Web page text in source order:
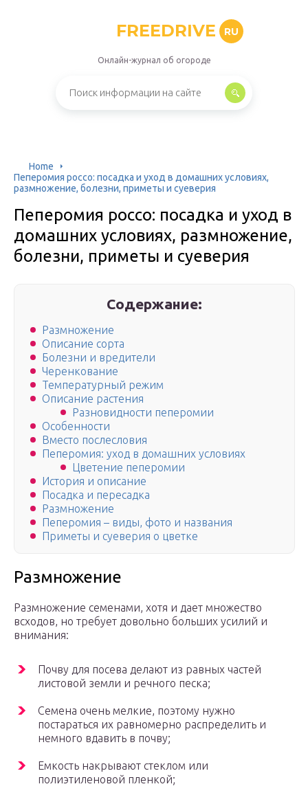
FREEDRIVE RU
Онлайн-журнал об огороде
Home
Пеперомия россо: посадка и уход в домашних условиях,
размножение, болезни, приметы и суеверия
Пеперомия россо: посадка и уход в
домашних условиях, размножение,
болезни, приметы и суеверия
Содержание:
Размножение
Описание сорта
Болезни и вредители
Черенкование
Температурный режим
Описание растения
Разновидности пеперомии
Особенности
Вместо послесловия
Пеперомия: уход в домашних условиях
Цветение пеперомии
История и описание
Посадка и пересадка
Размножение
Пеперомия – виды, фото и названия
Приметы и суеверия о цветке
Размножение
Размножение семенами, хотя и дает множество
всходов, но требует довольно больших усилий и
внимания:
Почву для посева делают из равных частей
листовой земли и речного песка;
Семена очень мелкие, поэтому нужно
постараться их равномерно распределить и
немного вдавить в почву;
Емкость накрывают стеклом или
полиэтиленовой пленкой;